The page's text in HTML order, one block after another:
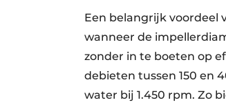
Een belangrijk voordeel
wanneer de
zonder in te boeten op
debieten tussen 150 en
water bij 1.450 rpm. Zo